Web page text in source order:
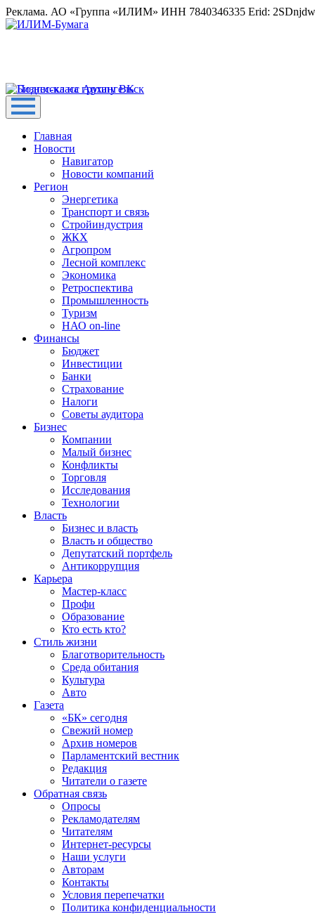
Реклама. АО «Группа «ИЛИМ» ИНН 7840346335 Erid:
Главная
Новости
Навигатор
Новости компаний
Регион
Энергетика
Транспорт и связь
Стройиндустрия
ЖКХ
Агропром
Лесной комплекс
Экономика
Ретроспектива
Промышленность
Туризм
НАО on-line
Финансы
Бюджет
Инвестиции
Банки
Страхование
Налоги
Советы аудитора
Бизнес
Компании
Малый бизнес
Конфликты
Торговля
Исследования
Технологии
Власть
Бизнес и власть
Власть и общество
Депутатский портфель
Антикоррупция
Карьера
Мастер-класс
Профи
Образование
Кто есть кто?
Стиль жизни
Благотворительность
Среда обитания
Культура
Авто
Газета
«БК» сегодня
Свежий номер
Архив номеров
Парламентский вестник
Редакция
Читатели о газете
Обратная связь
Опросы
Рекламодателям
Читателям
Интернет-ресурсы
Наши услуги
Авторам
Контакты
Условия перепечатки
Политика конфиденциальности